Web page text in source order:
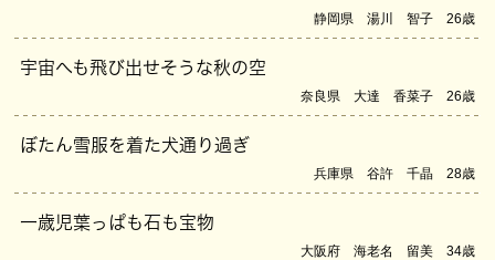
静岡県 湯川 智子 26歳
宇宙へも飛び出せそうな秋の空
奈良県 大達 香菜子 26歳
ぼたん雪服を着た犬通り過ぎ
兵庫県 谷許 千晶 28歳
一歳児葉っぱも石も宝物
大阪府 海老名 留美 34歳